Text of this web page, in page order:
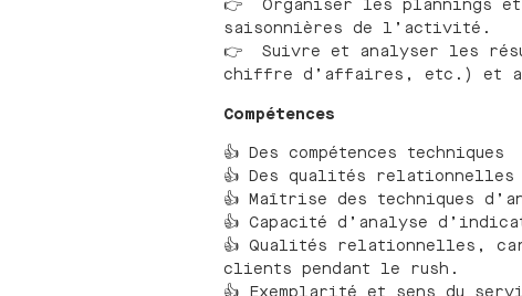
👉 Organiser les plannings
saisonnières de l’activité.
👉 Suivre et analyser les
chiffre d’affaires, etc.) et
Compétences
👍 Des compétences techniques
👍 Des qualités relationnelles
👍 Maîtrise des techniques
👍 Capacité d’analyse
👍 Qualités relationnelles,
clients pendant le rush.